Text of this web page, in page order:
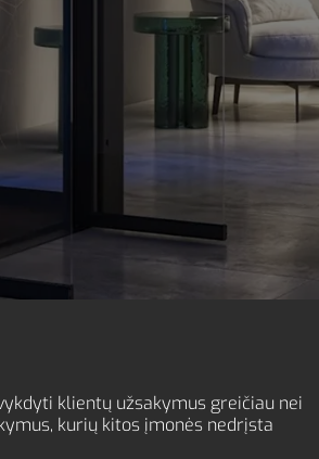
klientų užsakymus greičiau nei
kurių kitos įmonės nedrįsta